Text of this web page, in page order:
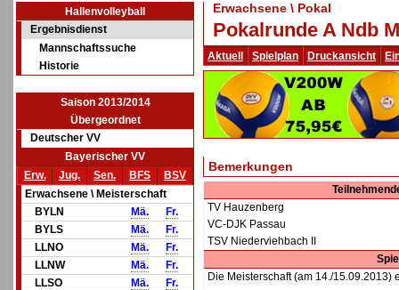
Hallenvolleyball
Ergebnisdienst
Mannschaftssuche
Historie
Saison 2013/2014
Übergeordnet
Deutscher VV
Bayerischer VV
Erw.
Jug. Sen. BFS
BSV
Erwachsene \ Meisterschaft
BYLN
Mä.
Fr.
BYLS
Mä.
Fr.
LLNO
Mä.
Fr.
LLNW
Mä.
Fr.
LLSO
Mä.
Fr.
Erwachsene \ Pokal
Pokalrunde A Ndb
Aktuell Spielplan Druckansicht
Bemerkungen
TV Hauzenberg
VC-DJK Passau
TSV Niederviehbach II
Die Meisterschaft (am 14./15.09.2013)